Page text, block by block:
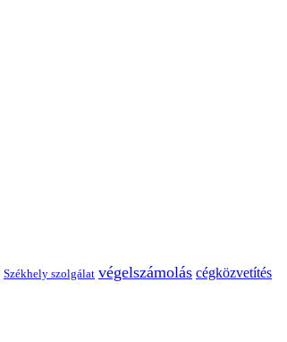
Székhely szolgálat végelszámolás cégközvetítés